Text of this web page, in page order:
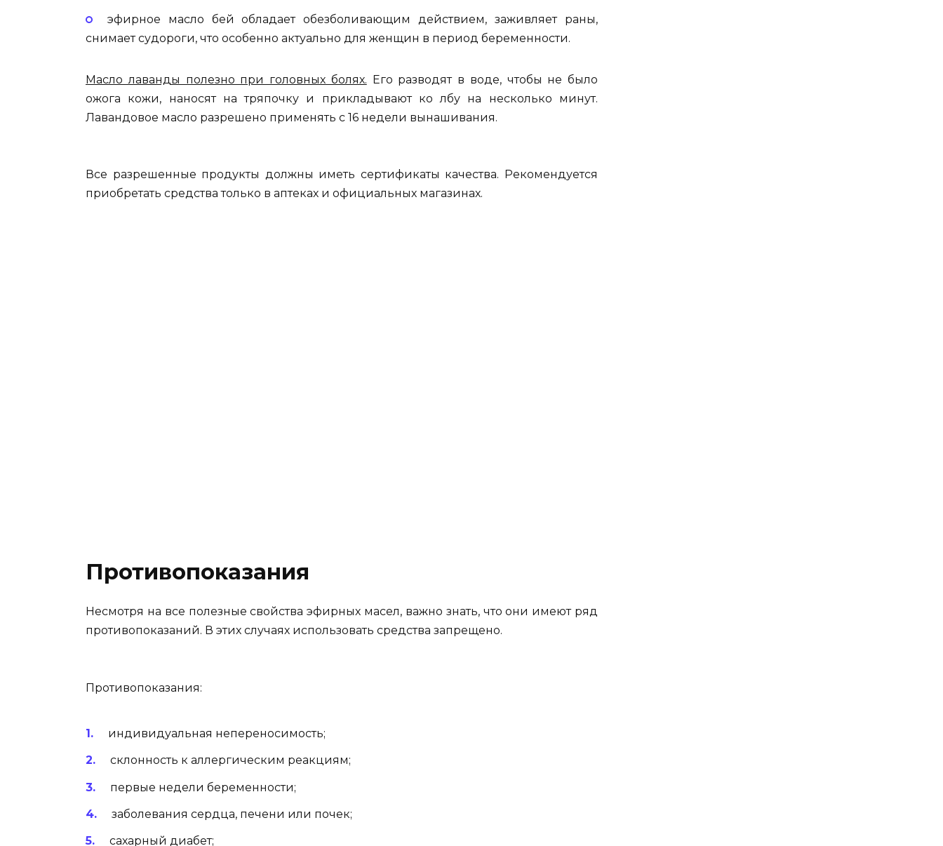
эфирное масло бей обладает обезболивающим действием, заживляет раны,
снимает судороги, что особенно актуально для женщин в период беременности.
Масло лаванды полезно при головных болях. Его разводят в воде, чтобы не было
ожога кожи, наносят на тряпочку и прикладывают ко лбу на несколько минут.
Лавандовое масло разрешено применять с 16 недели вынашивания.
Все разрешенные продукты должны иметь сертификаты качества. Рекомендуется
приобретать средства только в аптеках и официальных магазинах.
Противопоказания
Несмотря на все полезные свойства эфирных масел, важно знать, что они имеют ряд
противопоказаний. В этих случаях использовать средства запрещено.
Противопоказания:
индивидуальная непереносимость;
склонность к аллергическим реакциям;
первые недели беременности;
заболевания сердца, печени или почек;
сахарный диабет;